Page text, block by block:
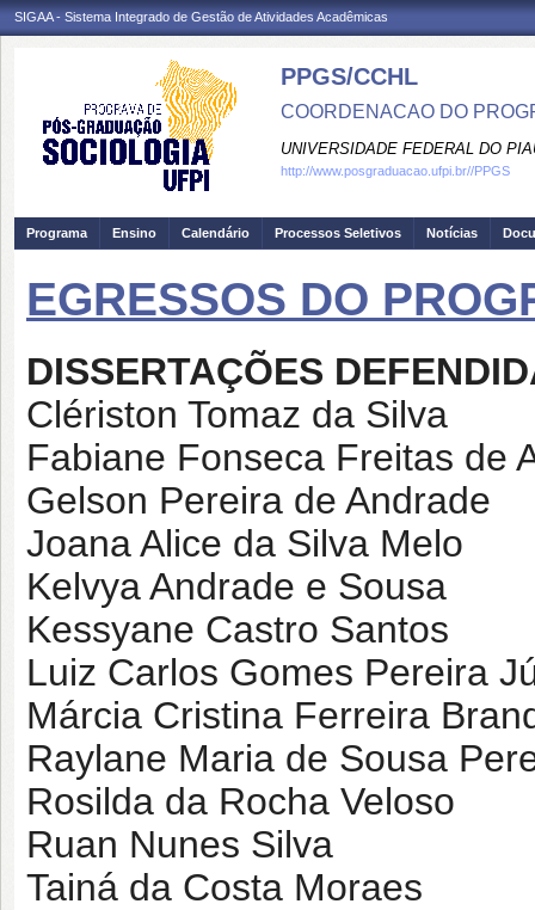
SIGAA - Sistema Integrado de Gestão de Atividades Acadêmicas
PPGS/CCHL
COORDENACAO DO
UNIVERSIDADE FEDERAL DO
http://www.posgraduacao.ufpi.br//PPGS
Programa Ensino Calendário Processos Seletivos Notícias
EGRESSOS DO
DISSERTAÇÕES
Clériston Tomaz da Silva
Fabiane Fonseca Freitas de
Gelson Pereira de Andrade
Joana Alice da Silva Melo
Kelvya Andrade e Sousa
Kessyane Castro Santos
Luiz Carlos Gomes Pereira
Márcia Cristina Ferreira
Raylane Maria de Sousa
Rosilda da Rocha Veloso
Ruan Nunes Silva
Tainá da Costa Moraes